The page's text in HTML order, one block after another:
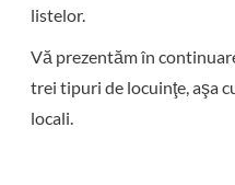
listelor.
Vă prezentăm în
trei tipuri de locuinţe, aşa
locali.